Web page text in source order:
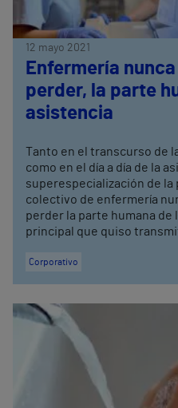
12 mayo 2021
Enfermería
perder, la parte
asistencia
Tanto en el transcurso de
como en el día a día de la
superespecialización de la
colectivo de enfermería
perder la parte humana de
principal que quiso
Corporativo